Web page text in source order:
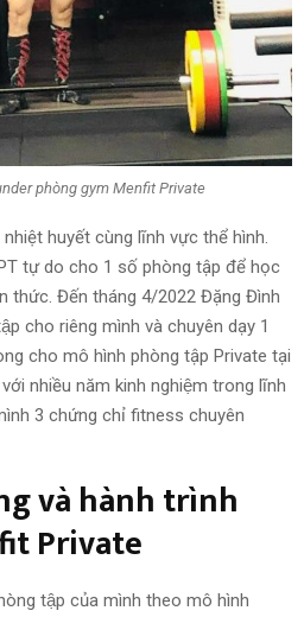
phòng gym Menfit Private
huyết cùng lĩnh vực thể hình.
tự do cho 1 số phòng tập để học
thức. Đến tháng 4/2022 Đặng Đình
cho riêng mình và chuyên dạy 1
cho mô hình phòng tập Private tại
nhiều năm kinh nghiệm trong lĩnh
3 chứng chỉ fitness chuyên
và hành trình
Private
tập của mình theo mô hình